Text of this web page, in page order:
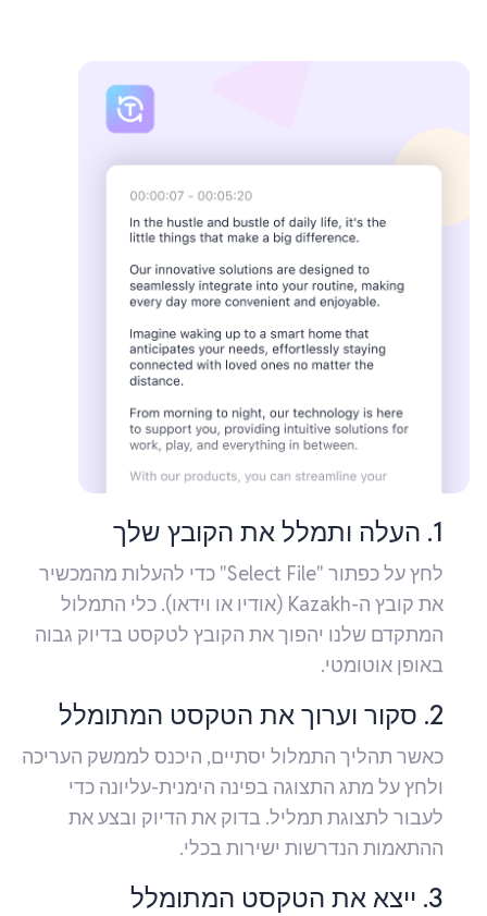
1. העלה ותמלל את הקובץ שלך
לחץ על כפתור "Select File" כדי להעלות מהמכשיר
את קובץ ה-Kazakh (אודיו או וידאו). כלי התמלול
המתקדם שלנו יהפוך את הקובץ לטקסט בדיוק גבוה
באופן אוטומטי.
2. סקור וערוך את הטקסט המתומלל
כאשר תהליך התמלול יסתיים, היכנס לממשק העריכה
ולחץ על מתג התצוגה בפינה הימנית-עליונה כדי
לעבור לתצוגת תמליל. בדוק את הדיוק ובצע את
ההתאמות הנדרשות ישירות בכלי.
3. ייצא את הטקסט המתומלל